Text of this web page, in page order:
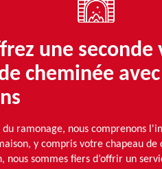
une seconde
cheminée
du ramonage, nous comprenons
y compris votre chapeau de
nous sommes fiers d’offrir un